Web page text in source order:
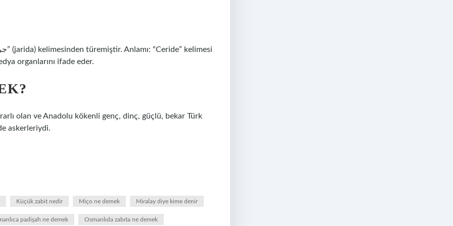
organlarını ifade eder.
olan ve Anadolu kökenli genç, dinç, güçlü, bekar Türk
askerleriydi.
Küçük zabit nedir Miço ne demek Miralay diye kime denir
padişah ne demek Osmanlıda zabıta ne demek